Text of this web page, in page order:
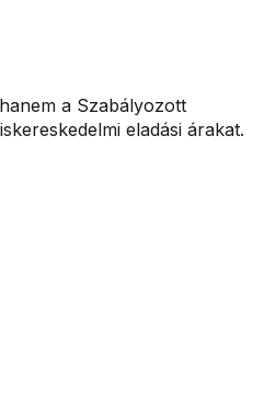
a Szabályozott
eladási árakat.